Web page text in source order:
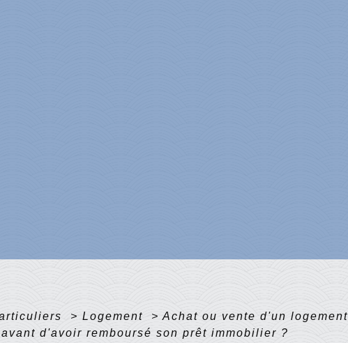
> Logement > Achat ou vente d'un logement
d'avoir remboursé son prêt immobilier ?